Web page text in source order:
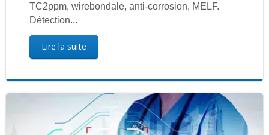
TC2ppm, wirebondale, anti-corrosion, MELF.
Détection...
Lire la suite